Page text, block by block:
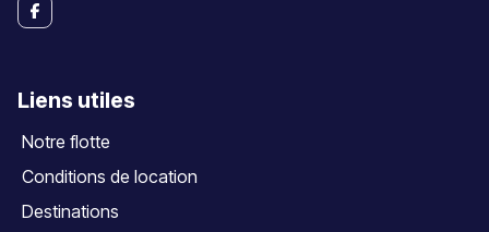
Liens utiles
Notre flotte
Conditions de location
Destinations